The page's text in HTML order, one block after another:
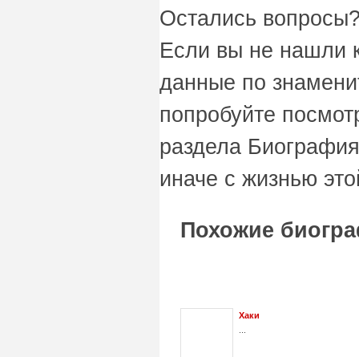
Остались
Если вы не нашли
данные по
попробуйте
раздела
иначе с жизнью
Похожие
Хаки